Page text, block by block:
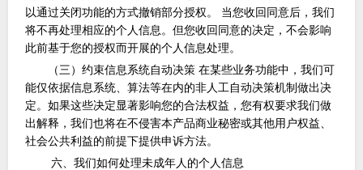
以通过关闭功能的方式撤销部分授权。 当您收回同意后，我们
将不再处理相应的个人信息。但您收回同意的决定，不会影响
此前基于您的授权而开展的个人信息处理。
（三）约束信息系统自动决策 在某些业务功能中，我们可
能仅依据信息系统、算法等在内的非人工自动决策机制做出决
定。如果这些决定显著影响您的合法权益，您有权要求我们做
出解释，我们也将在不侵害本产品商业秘密或其他用户权益、
社会公共利益的前提下提供申诉方法。
六、我们如何处理未成年人的个人信息